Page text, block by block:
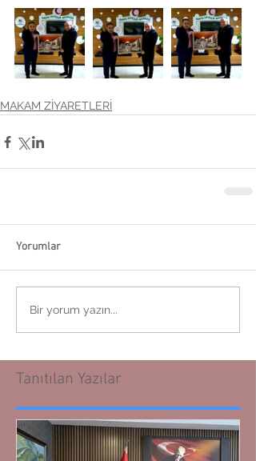
MAKAM ZİYARETLERİ
Yorumlar
Bir yorum yazın...
Tanıtılan Yazılar